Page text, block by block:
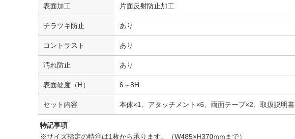
表面加工 片面反射防止加工
チラツキ防止 あり
コントラスト あり
汚れ防止 あり
表面硬度（H） 6～8H
セット内容 本体×1、アタッチメント×6、両面テープ×2、取扱説明書
特記事項
※サイズ指定の特注は1枚から承ります。（W485×H370mmまで）